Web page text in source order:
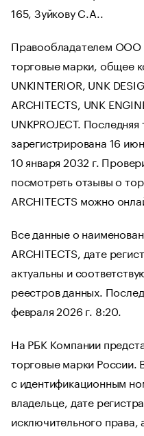
165, Зуйкову С.А..
Правообладателем
торговые марки, общее
UNKINTERIOR, UNK
ARCHITECTS, UNK
UNKPROJECT.
зарегистрирована 16
10 января 2032 г.
посмотреть отзывы о
ARCHITECTS можно
Все данные о
ARCHITECTS, дате
актуальны и
реестров данных.
февраля 2026 г. 8:20.
На РБК Компании
торговые марки России.
с идентификационным
владельце, дате
исключительного права,